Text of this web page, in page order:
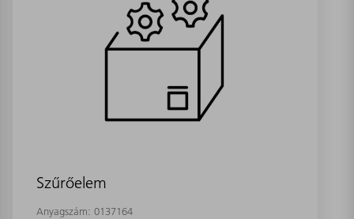
Szűrőelem
Anyagszám: 0137164